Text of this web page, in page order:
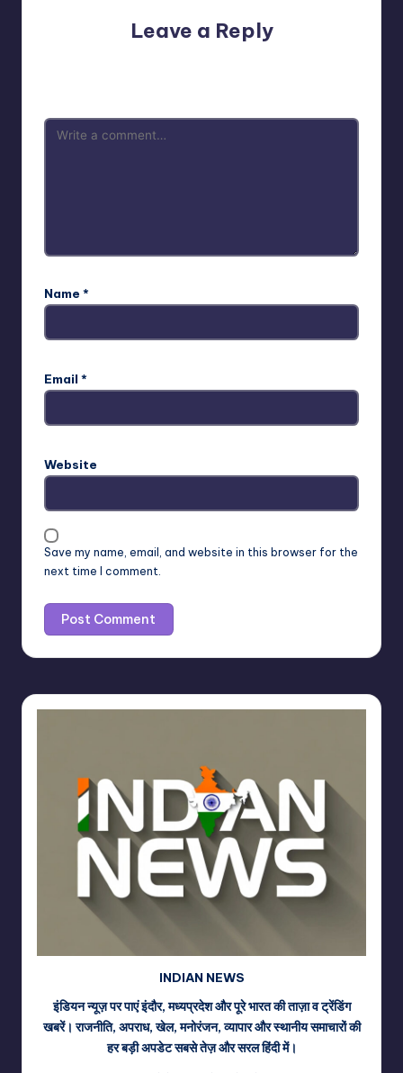
Leave a Reply
Name *
Email *
Website
Save my name, email, and website in this browser for the
next time I comment.
INDIAN NEWS
इंडियन न्यूज़ पर पाएं इंदौर, मध्यप्रदेश और पूरे भारत की ताज़ा व ट्रेंडिंग
खबरें। राजनीति, अपराध, खेल, मनोरंजन, व्यापार और स्थानीय समाचारों की
हर बड़ी अपडेट सबसे तेज़ और सरल हिंदी में।